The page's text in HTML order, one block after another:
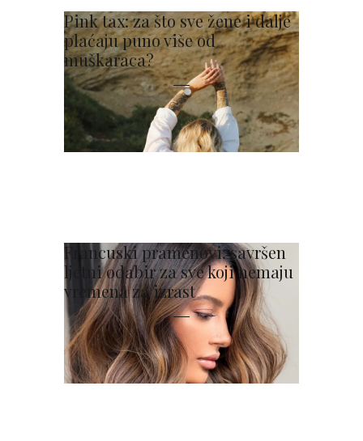
Pink tax: za što sve žene i dalje
plaćaju puno više od
muškaraca?
Francuski pramenovi: savršen
ljetni odabir za sve koji nemaju
vremena za izrast